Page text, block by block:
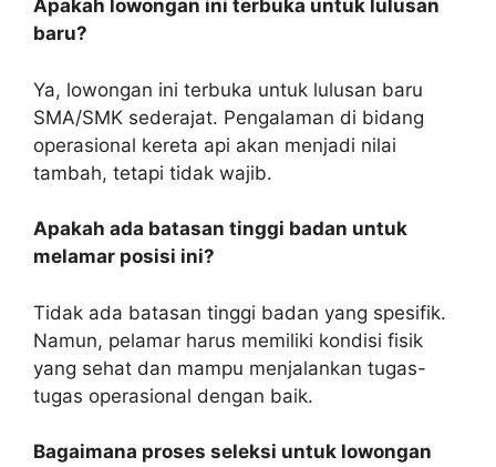
Apakah lowongan ini terbuka untuk lulusan
baru?
Ya, lowongan ini terbuka untuk lulusan baru
SMA/SMK sederajat. Pengalaman di bidang
operasional kereta api akan menjadi nilai
tambah, tetapi tidak wajib.
Apakah ada batasan tinggi badan untuk
melamar posisi ini?
Tidak ada batasan tinggi badan yang spesifik.
Namun, pelamar harus memiliki kondisi fisik
yang sehat dan mampu menjalankan tugas-
tugas operasional dengan baik.
Bagaimana proses seleksi untuk lowongan